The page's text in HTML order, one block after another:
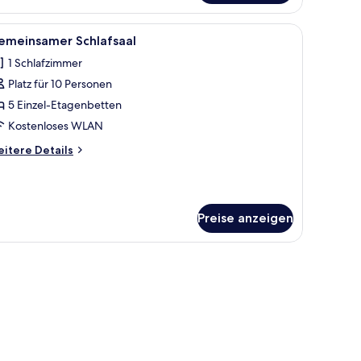
Bettwaren, Select-Comfort-Betten, Verdunkelungsvorhänge
Gemeinsamer Schlafsaal | Hochwertige
4 Schlafsaal
1 Schlafzimmer
Platz für 10 Personen
5 Einzel-Etagenbetten
Kostenloses WLAN
Details
Preise anzeigen
Bettwaren, Select-Comfort-Betten, Verdunkelungsvorhänge